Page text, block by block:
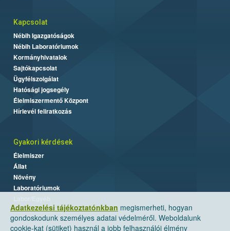
Adatkezelési tájékoztatónkban megismerheti, hogyan
gondoskodunk személyes adatai védelméről. Weboldalunk
cookie-kat (sütiket) használ a jobb felhasználói élmény
Kapcsolat
Nébih Igazgatóságok
Nébih Laboratóriumok
Kormányhivatalok
Sajtókapcsolat
Ügyfélszolgálat
Hatósági jogsegély
Élelmiszermentő Központ
Hírlevél feliratkozás
Gyakori kérdések
Élelmiszer
Állat
Növény
Laboratóriumok